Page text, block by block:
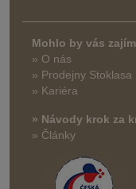
Mohlo by vás
» O nás
» Prodejny Stoklasa
» Kariéra
» Návody krok za
» Články